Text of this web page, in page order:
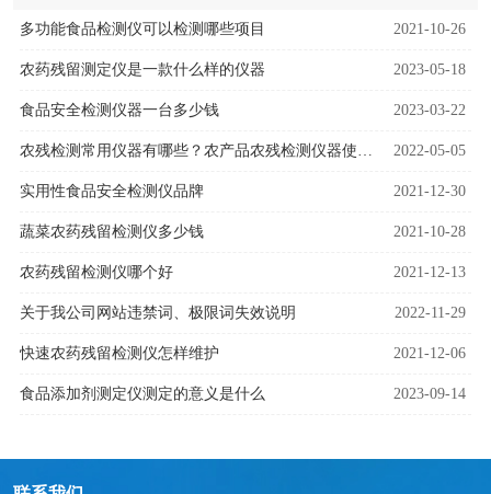
多功能食品检测仪可以检测哪些项目 2021-10-26
农药残留测定仪是一款什么样的仪器 2023-05-18
食品安全检测仪器一台多少钱 2023-03-22
农残检测常用仪器有哪些？农产品农残检测仪器使用技巧 2022-05-05
实用性食品安全检测仪品牌 2021-12-30
蔬菜农药残留检测仪多少钱 2021-10-28
农药残留检测仪哪个好 2021-12-13
关于我公司网站违禁词、极限词失效说明 2022-11-29
快速农药残留检测仪怎样维护 2021-12-06
食品添加剂测定仪测定的意义是什么 2023-09-14